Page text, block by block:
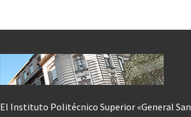
El Instituto Politécnico Superior «General San